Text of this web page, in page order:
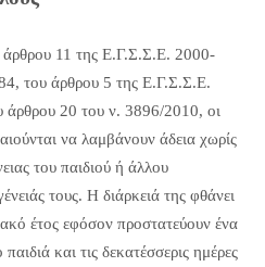
άρθρου 11 της Ε.Γ.Σ.Σ.Ε. 2000-
του άρθρου 5 της Ε.Γ.Σ.Σ.Ε.
άρθρου 20 του ν. 3896/2010, οι
να λαμβάνουν άδεια χωρίς
του παιδιού ή άλλου
τους. Η διάρκειά της φθάνει
έτος εφόσον προστατεύουν ένα
και τις δεκατέσσερις ημέρες